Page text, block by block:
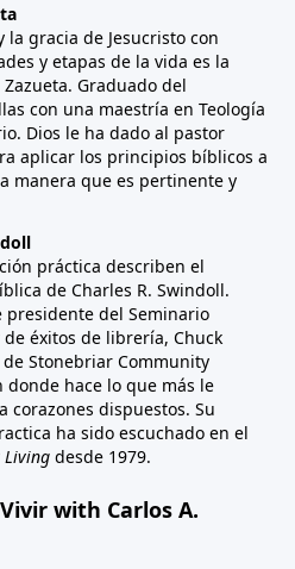
gracia de Jesucristo con
y etapas de la vida es la
Graduado del
con una maestría en Teología
Dios le ha dado al pastor
aplicar los principios bíblicos a
manera que es pertinente y
práctica describen el
de Charles R. Swindoll.
del Seminario
éxitos de librería, Chuck
Stonebriar Community
donde hace lo que más le
corazones dispuestos. Su
ha sido escuchado en el
desde 1979.
with Carlos A.